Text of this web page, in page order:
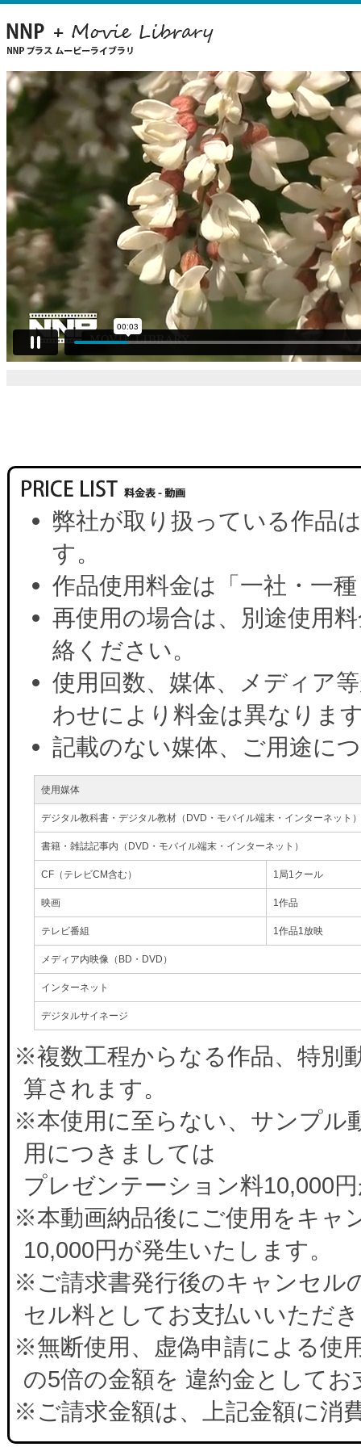
弊社が取り扱っている作品
す。
作品使用料金は「一社・一
再使用の場合は、別途使用
絡ください。
使用回数、媒体、メディア
わせにより料金は異なりま
記載のない媒体、ご用途に
使用媒体
デジタル教科書・デジタル教材（DVD・モバイル端末・インターネット）
書籍・雑誌記事内（DVD・モバイル端末・インターネット）
CF（テレビCM含む） 1局1クール
映画 1作品
テレビ番組 1作品1放映
メディア内映像（BD・DVD）
インターネット
デジタルサイネージ
※複数工程からなる作品、特別
算されます。
※本使用に至らない、サンプル
用につきましては
プレゼンテーション料10,000
※本動画納品後にご使用をキャ
10,000円が発生いたします。
※ご請求書発行後のキャンセル
セル料としてお支払いいただ
※無断使用、虚偽申請による使
の5倍の金額を 違約金として
※ご請求金額は、上記金額に消